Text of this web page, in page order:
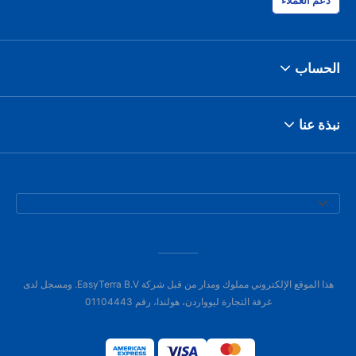
الحساب
نبذة عنا
هذا الموقع الإلكتروني مملوك ومدار من قبل شركة EasyTerra B.V. ومسجل لدى
غرفة التجارة ليوواردن، هولندا، رقم 01104443